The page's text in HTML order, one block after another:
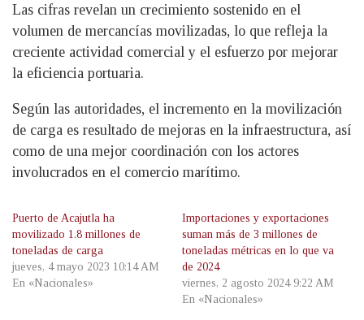
Las cifras revelan un crecimiento sostenido en el
volumen de mercancías movilizadas, lo que refleja la
creciente actividad comercial y el esfuerzo por mejorar
la eficiencia portuaria.
Según las autoridades, el incremento en la movilización
de carga es resultado de mejoras en la infraestructura, así
como de una mejor coordinación con los actores
involucrados en el comercio marítimo.
Puerto de Acajutla ha
movilizado 1.8 millones de
toneladas de carga
jueves, 4 mayo 2023 10:14 AM
En «Nacionales»
Importaciones y exportaciones
suman más de 3 millones de
toneladas métricas en lo que va
de 2024
viernes, 2 agosto 2024 9:22 AM
En «Nacionales»